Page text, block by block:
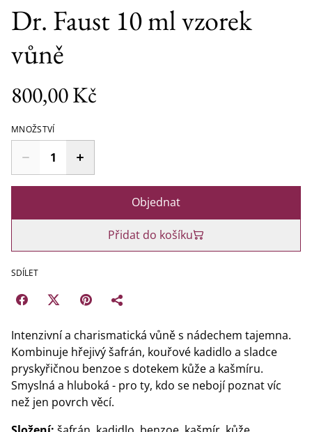
Dr. Faust 10 ml vzorek
vůně
800,00 Kč
MNOŽSTVÍ
Objednat
Přidat do košíku
SDÍLET
Intenzivní a charismatická vůně s nádechem tajemna.
Kombinuje hřejivý šafrán, kouřové kadidlo a sladce
pryskyřičnou benzoe s dotekem kůže a kašmíru.
Smyslná a hluboká - pro ty, kdo se nebojí poznat víc
než jen povrch věcí.